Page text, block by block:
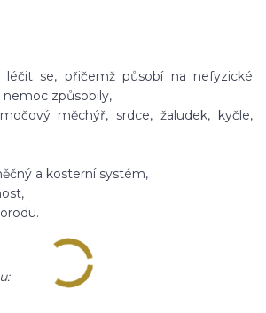
léčit se, přičemž působí na nefyzické
způsobily,
měchýř, srdce, žaludek, kyčle,
a kosterní systém,